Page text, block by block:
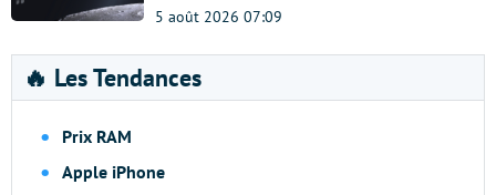
5 août 2026 07:09
🔥 Les Tendances
Prix RAM
Apple iPhone